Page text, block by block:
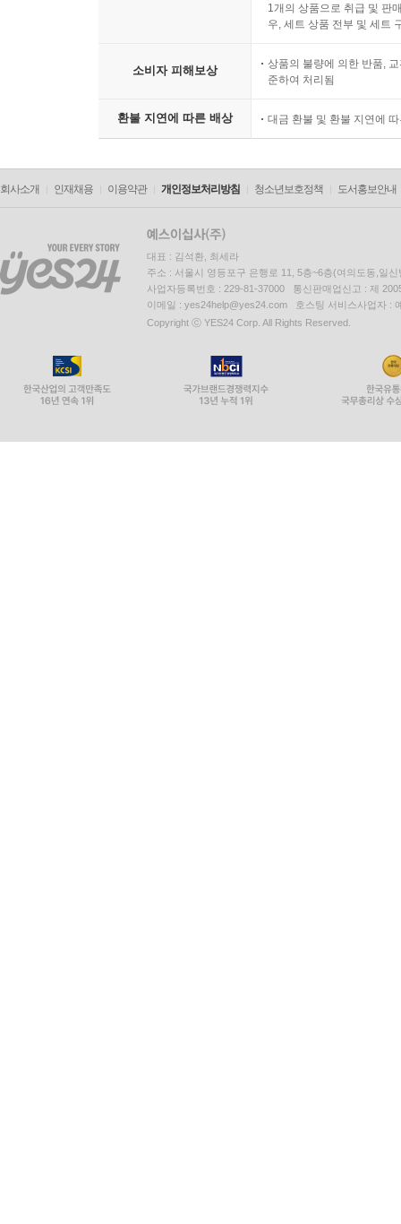
1개의 상품으로 취급 및 판
우, 세트 상품 전부 및 세트
소비자 피해보상
상품의 불량에 의한 반품,
준하여 처리됨
환불 지연에 따른 배상 대금 환불 및 환불 지연에
회사소개 인재채용 이용약관 개인정보처리방침 청소년보호정책 도서홍보안내
대표 : 김석환, 최세라
주소 : 서울시 영등포구 은행로 11, 5층~6층(여의도동,일신
사업자등록번호 : 229-81-37000 통신판매업신고 : 제
이메일 : yes24help@yes24.com 호스팅 서비스사업자 :
Copyright ⓒ YES24 Corp. All Rights Reserved.